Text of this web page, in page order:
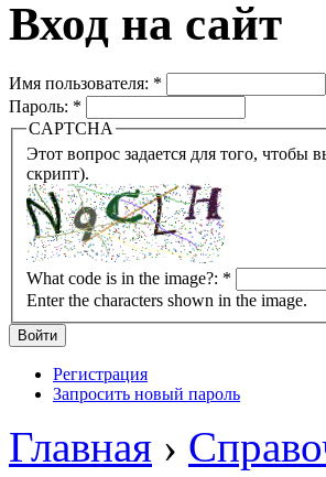
Вход на сайт
Имя пользователя: *
Пароль: *
CAPTCHA
Этот вопрос задается для того, чтобы выяснить, являетесь ли Вы
скрипт).
What code is in the image?: *
Enter the characters shown in the image.
Регистрация
Запросить новый пароль
Главная ›